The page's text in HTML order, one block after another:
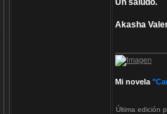
Un saludo.
Akasha
Mi novela
Última edición